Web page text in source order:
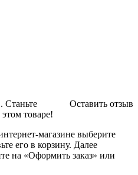
Оставить отзыв
Станьте
товаре!
магазине выберите
его в корзину. Далее
на «Оформить заказ» или